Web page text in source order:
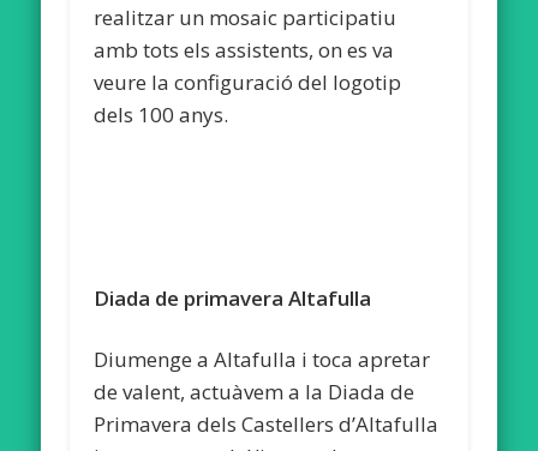
realitzar un mosaic participatiu
amb tots els assistents, on es va
veure la configuració del logotip
dels 100 anys.
Diada de primavera Altafulla
Diumenge a Altafulla i toca apretar
de valent, actuàvem a la Diada de
Primavera dels Castellers d’Altafulla